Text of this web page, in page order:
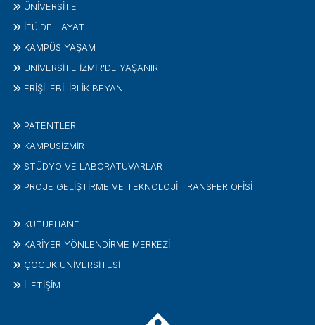
ÜNIVERSITE
İEÜ'DE HAYAT
KAMPÜS YAŞAM
ÜNİVERSİTE İZMİR'DE YAŞANIR
ERİŞİLEBİLİRLİK BEYANI
PATENTLER
KAMPÜSİZMIR
STÜDYO VE LABORATUVARLAR
PROJE GELIŞTIRME VE TEKNOLOJI TRANSFER OFISI
KÜTÜPHANE
KARİYER YÖNLENDİRME MERKEZİ
ÇOCUK ÜNIVERSITESI
İLETIŞIM